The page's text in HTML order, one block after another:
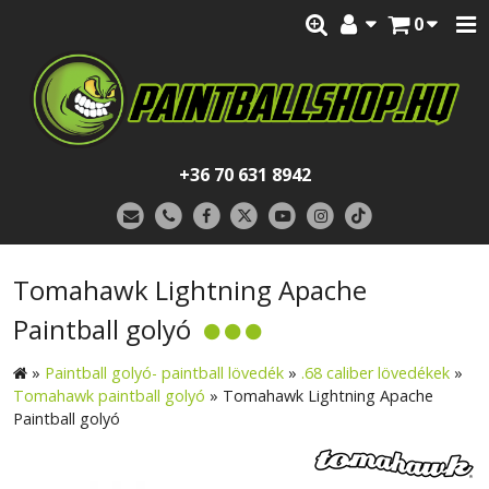
0
+36 70 631 8942
Tomahawk Lightning Apache
Paintball golyó
» Paintball golyó- paintball lövedék » .68 caliber lövedékek »
Tomahawk paintball golyó » Tomahawk Lightning Apache
Paintball golyó